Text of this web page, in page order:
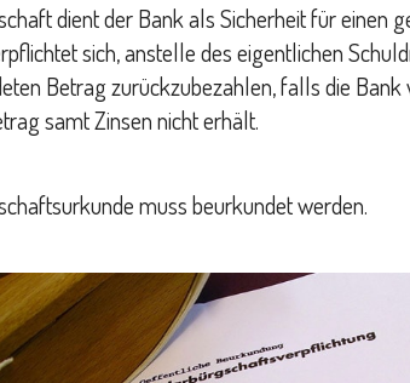
dient der Bank als Sicherheit für einen
sich, anstelle des eigentlichen
Betrag zurückzubezahlen, falls die Bank
samt Zinsen nicht erhält.
muss beurkundet werden.